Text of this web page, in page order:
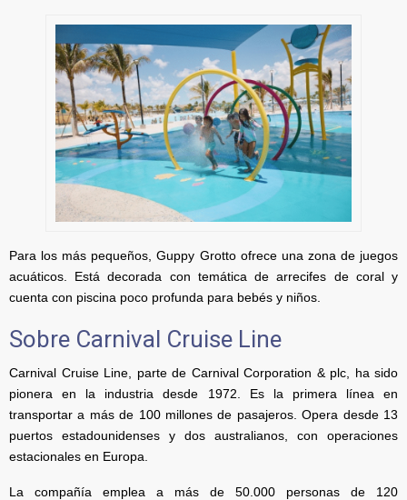
Para los más pequeños, Guppy Grotto ofrece una zona de juegos
acuáticos. Está decorada con temática de arrecifes de coral y
cuenta con piscina poco profunda para bebés y niños.
Sobre Carnival Cruise Line
Carnival Cruise Line, parte de Carnival Corporation & plc, ha sido
pionera en la industria desde 1972. Es la primera línea en
transportar a más de 100 millones de pasajeros. Opera desde 13
puertos estadounidenses y dos australianos, con operaciones
estacionales en Europa.
La compañía emplea a más de 50.000 personas de 120